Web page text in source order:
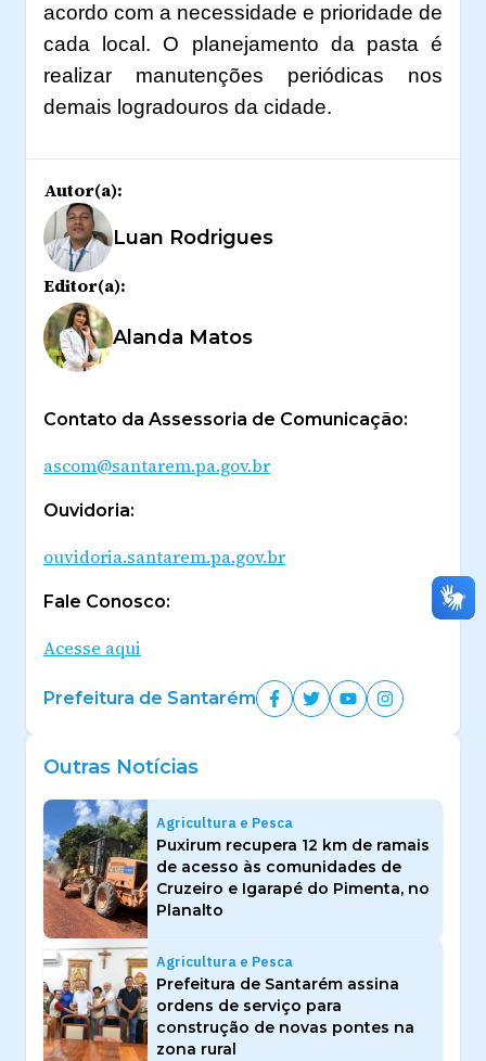
acordo com a necessidade e prioridade de
cada local. O planejamento da pasta é
realizar manutenções periódicas nos
demais logradouros da cidade.
Autor(a):
Luan Rodrigues
Editor(a):
Alanda Matos
Contato da Assessoria de Comunicação:
ascom@santarem.pa.gov.br
Ouvidoria:
ouvidoria.santarem.pa.gov.br
Fale Conosco:
Acesse aqui
Prefeitura de Santarém
Outras Notícias
Agricultura e Pesca
Puxirum recupera 12 km de ramais
de acesso às comunidades de
Cruzeiro e Igarapé do Pimenta, no
Planalto
Agricultura e Pesca
Prefeitura de Santarém assina
ordens de serviço para
construção de novas pontes na
zona rural